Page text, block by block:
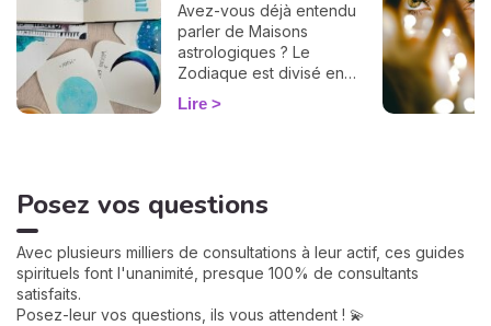
Avez-vous déjà entendu
parler de Maisons
astrologiques ? Le
Zodiaque est divisé en
douze Maisons et chacune
correspond à une sphère
naissance, elles jouent un
rôle très important pour
personnalité et votre avenir.
Voici leurs significations !
Lire
Posez vos questions
Avec plusieurs milliers de consultations à leur actif, ces guides
spirituels font l'unanimité, presque 100% de consultants
satisfaits.
Posez-leur vos questions, ils vous attendent ! 💫